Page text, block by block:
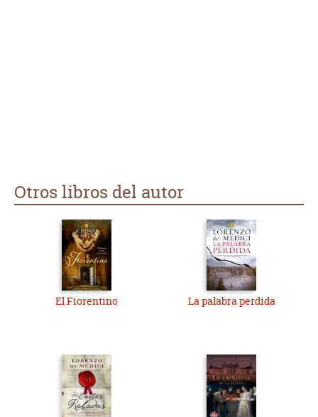
Otros libros del autor
El Fiorentino La palabra perdida